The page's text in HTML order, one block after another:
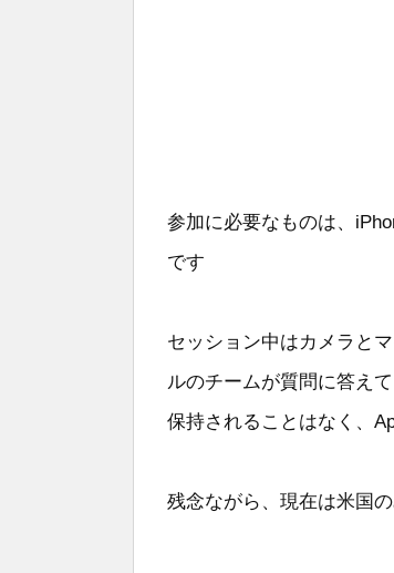
参加に必要なものは、
です
セッション中はカメラと
ルのチームが質問に答え
保持されることはなく、
残念ながら、現在は米国